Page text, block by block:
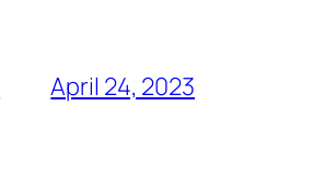
April 24, 2023